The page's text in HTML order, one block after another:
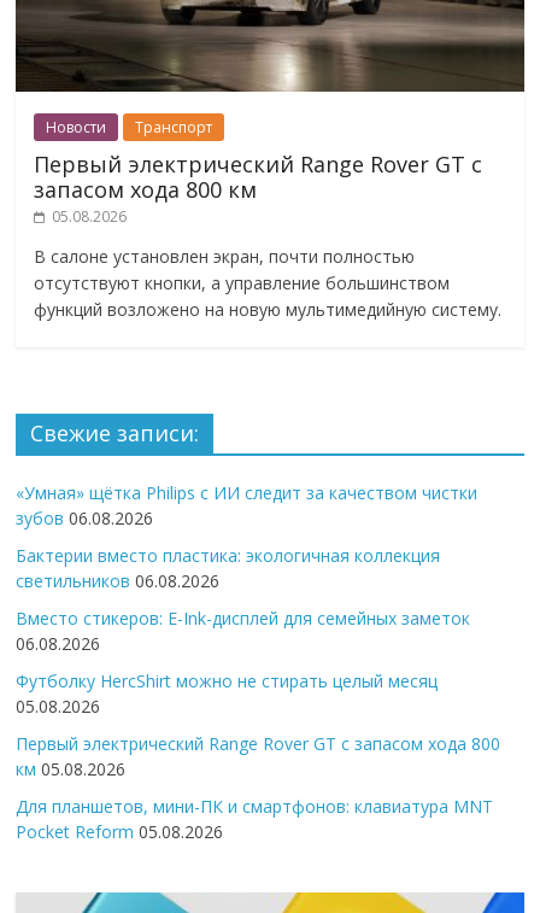
Новости Транспорт
Первый электрический Range Rover GT с
запасом хода 800 км
05.08.2026
В салоне установлен экран, почти полностью
отсутствуют кнопки, а управление большинством
функций возложено на новую мультимедийную систему.
Свежие записи:
«Умная» щётка Philips с ИИ следит за качеством чистки
зубов 06.08.2026
Бактерии вместо пластика: экологичная коллекция
светильников 06.08.2026
Вместо стикеров: E-Ink-дисплей для семейных заметок
06.08.2026
Футболку HercShirt можно не стирать целый месяц
05.08.2026
Первый электрический Range Rover GT с запасом хода 800
км 05.08.2026
Для планшетов, мини-ПК и смартфонов: клавиатура MNT
Pocket Reform 05.08.2026